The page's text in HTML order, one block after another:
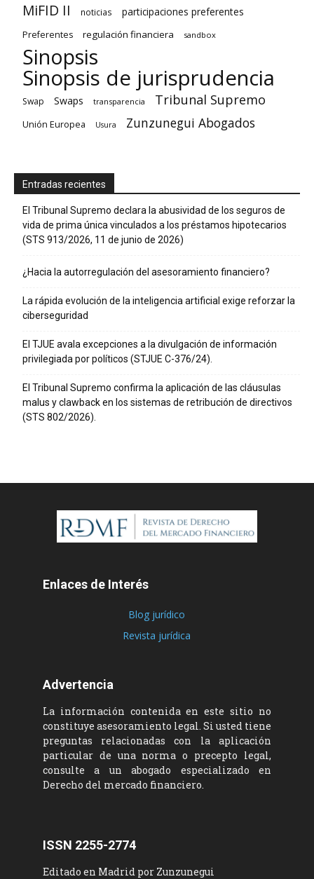
MiFID II noticias participaciones preferentes
Preferentes regulación financiera sandbox
Sinopsis
Sinopsis de jurisprudencia
Swap Swaps transparencia Tribunal Supremo
Unión Europea Usura Zunzunegui Abogados
Entradas recientes
El Tribunal Supremo declara la abusividad de los seguros de
vida de prima única vinculados a los préstamos hipotecarios
(STS 913/2026, 11 de junio de 2026)
¿Hacia la autorregulación del asesoramiento financiero?
La rápida evolución de la inteligencia artificial exige reforzar la
ciberseguridad
El TJUE avala excepciones a la divulgación de información
privilegiada por políticos (STJUE C-376/24).
El Tribunal Supremo confirma la aplicación de las cláusulas
malus y clawback en los sistemas de retribución de directivos
(STS 802/2026).
Enlaces de Interés
Blog jurídico
Revista jurídica
Advertencia
La información contenida en este sitio no
constituye asesoramiento legal. Si usted tiene
preguntas relacionadas con la aplicación
particular de una norma o precepto legal,
consulte a un abogado especializado en
Derecho del mercado financiero.
ISSN 2255-2774
Editado en Madrid por Zunzunegui